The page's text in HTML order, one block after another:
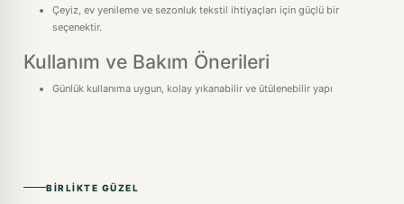
Çeyiz, ev yenileme ve sezonluk tekstil ihtiyaçları için güçlü bir
seçenektir.
Kullanım ve Bakım Önerileri
Günlük kullanıma uygun, kolay yıkanabilir ve ütülenebilir yapı
BIRLIKTE GÜZEL